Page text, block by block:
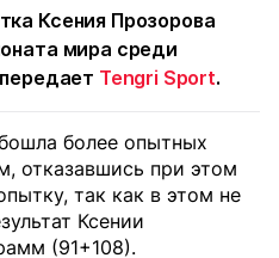
Ксения Прозорова
мира среди
Tengri Sport.
более опытных
отказавшись при этом
так как в этом не
Ксении
(91+108).